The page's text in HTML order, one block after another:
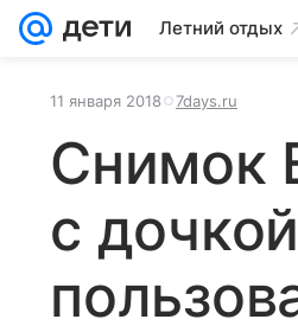
Летний отдых
11 января 2018 7days.ru
Снимок
с